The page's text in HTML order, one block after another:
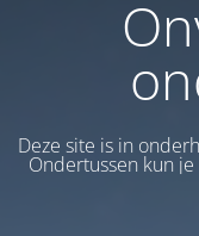
Deze site is in
Ondertussen kun